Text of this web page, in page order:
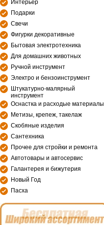
Интерьер
Подарки
Свечи
Фигурки декоративные
Бытовая электротехника
Для домашних животных
Ручной инструмент
Электро и бензоинструмент
Штукатурно-малярный
инструмент
Оснастка и расходые материалы
Метизы, крепеж, такелаж
Скобяные изделия
Сантехника
Прочее для стройки и ремонта
Автотовары и автосервис
Галантерея и бижутерия
Новый Год
Пасха